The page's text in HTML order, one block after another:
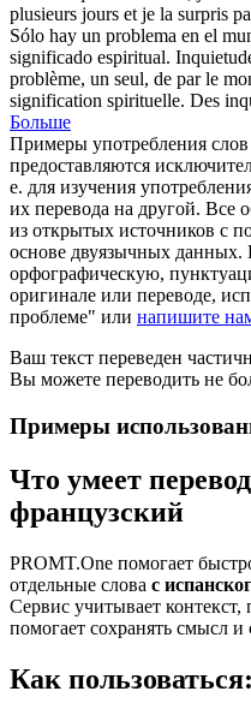
plusieurs jours et je la surpris
Sólo hay un problema en el
significado espiritual.
problème, un seul, de par le
signification spirituelle. Des
Больше
Примеры употребления слов
предоставляются
е. для изучения
их перевода на другой. Все
из открытых источников с
основе двуязычных
орфографическую,
оригинале или переводе,
проблеме" или напишите
Ваш текст переведен
Вы можете переводить не
Примеры
Что умеет
французский
PROMT.One помогает
отдельные слова с
Сервис учитывает контекст,
помогает сохранять смысл и
Как